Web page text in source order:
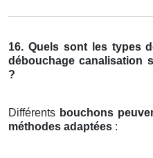
16. Quels sont les types
débouchage canalisation
?
Différents bouchons
méthodes adaptées :